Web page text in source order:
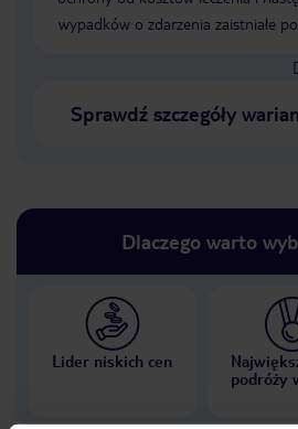
wypadków o zdarzenia zaistniałe
Sprawdź szczegóły
Dlaczego warto
Lider niskich cen
podróży